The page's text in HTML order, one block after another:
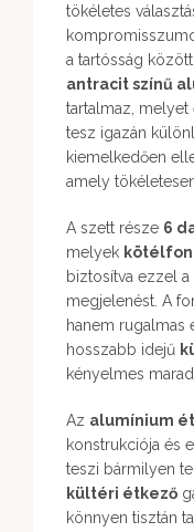
tökéletes
a tartósság
antracit színű
tartalmaz,
tesz igazán
kiemelkedően
amely
A szett része 6
melyek
biztosítva ezzel
megjelenést. A
hanem rugalmas
hosszabb idejű
kényelmes
Az alumínium
konstrukciója és
teszi bármilyen
kültéri étkező
könnyen tisztán